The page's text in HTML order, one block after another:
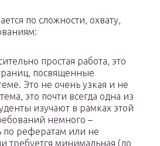
по сложности, охвату,
простая работа, это
посвященные
Это не очень узкая и не
это почти всегда одна из
изучают в рамках этой
немного –
по рефератам или не
требуется минимальная (до